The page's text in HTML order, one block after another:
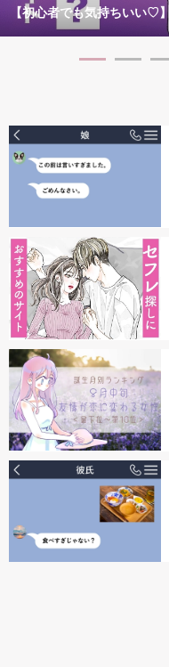
【初心者でも気持ちいい♡】